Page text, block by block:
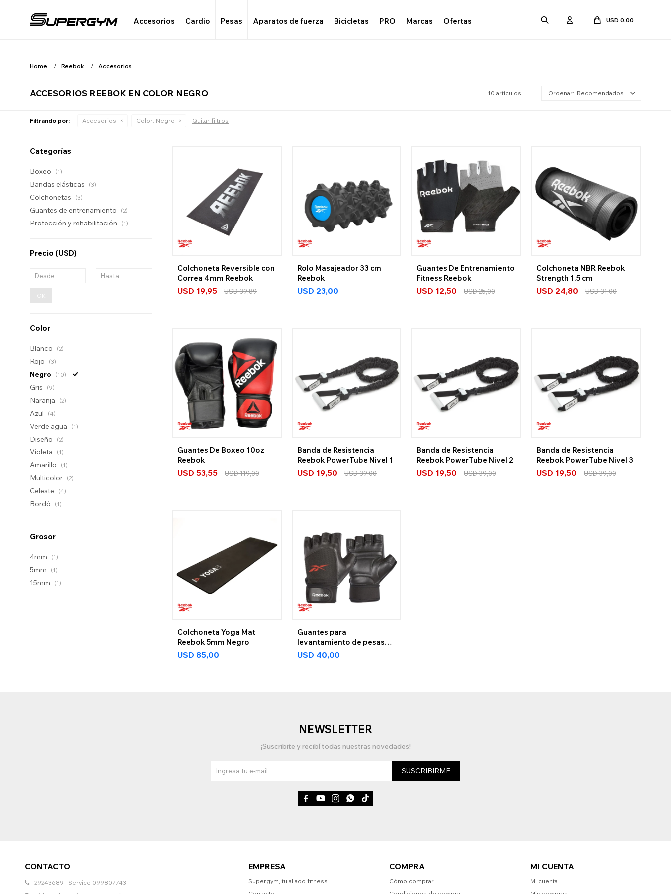
Accesorios Cardio Pesas Aparatos de fuerza Bicicletas PRO Marcas Ofertas USD 0,00
Home Reebok Accesorios
ACCESORIOS REEBOK EN COLOR NEGRO 10 artículos Recomendados
Filtrando por: Accesorios Color: Negro Quitar filtros
Colchoneta Reversible con
Correa 4mm Reebok
USD 19,95 USD39,89
Rolo Masajeador 33 cm
Reebok
USD 23,00
Guantes De Entrenamiento
Fitness Reebok
USD 12,50 USD25,00
Colchoneta NBR Reebok
Strength 1.5 cm
USD 24,80 USD31,00
Guantes De Boxeo 10oz
Reebok
USD 53,55 USD119,00
Banda de Resistencia
Reebok PowerTube Nivel 1
USD 19,50 USD39,00
Banda de Resistencia
Reebok PowerTube Nivel 2
USD 19,50 USD39,00
Banda de Resistencia
Reebok PowerTube Nivel 3
USD 19,50 USD39,00
Colchoneta Yoga Mat
Reebok 5mm Negro
USD 85,00
Guantes para
levantamiento de pesas
Reebok
USD 40,00
Categorías
Boxeo (1)
Bandas elásticas (3)
Colchonetas (3)
Guantes de entrenamiento (2)
Protección y rehabilitación (1)
Precio (USD)
OK
Color
Blanco (2)
Rojo (3)
Negro (10)
Gris (9)
Naranja (2)
Azul (4)
Verde agua (1)
Diseño (2)
Violeta (1)
Amarillo (1)
Multicolor (2)
Celeste (4)
Bordó (1)
Grosor
4mm (1)
5mm (1)
15mm (1)
CONTACTO
29243689 | Service 099807743
EMPRESA
Supergym, tu aliado fitness
COMPRA
Cómo comprar
MI CUENTA
Mi cuenta
NEWSLETTER
¡Suscribite y recibí todas nuestras novedades!
SUSCRIBIRME
    